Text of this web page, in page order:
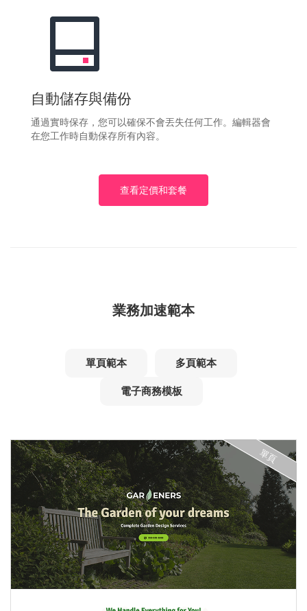
自動儲存與備份
通過實時保存，您可以確保不會丟失任何工作。編輯器會
在您工作時自動保存所有內容。
查看定價和套餐
業務加速範本
單頁範本
多頁範本
電子商務模板
單頁